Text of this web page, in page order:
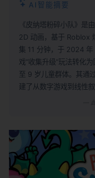
AI智能摘要
《皮纳塔粉碎小队》是
2D 动画，基于 Roblox
集 11 分钟，于 2024
戏“收集升级”玩法转化
至 9 岁儿童群体。其通
建了从数字游戏到线性